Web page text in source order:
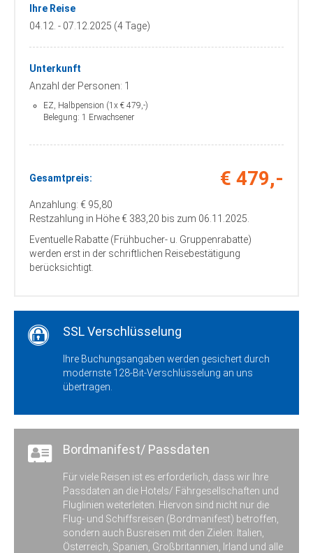
Cloppenburg, Autohof an der A 1 -
Dammer Berge, BAB Raststätte, Adresse:
49451 Holdorf, Wahlder Strasse 10
(Tankstelle)
Ahrend-Straße 8
Zustieg / Haltestelle
Dörpen, Kreuzung B70 Tankstelle,
Zustieg / Haltestelle
Elsfleth, Stadthalle, Adresse: 26931
Emden, Bahnhof, Adresse: 26721 Emden,
Bahnhofsplatz 11
Essen/Ol., Bahnhof, Adresse: 49632
Essen/Oldb., Bahnhofstrasse
Zustieg / Haltestelle
Großefehn, Busbahnhof, Adresse: 26629
Großefehn (Ostgroßefehn), Postweg
Zustieg / Haltestelle
Hagen, VAG Küfer, Börsten 38, 27628
Hagen (B6), Adresse: 27628 Hagen,
Börsten 38
Ihre Reise
04.12. - 07.12.2025 (4 Tage)
Unterkunft
Anzahl der Personen: 1
EZ, Halbpension (1x € 479,-)
Belegung: 1 Erwachsener
Gesamtpreis: € 479,-
Anzahlung: € 95,80
Restzahlung in Höhe € 383,20 bis zum 06.11.2025.
Eventuelle Rabatte (Frühbucher- u. Gruppenrabatte)
werden erst in der schriftlichen Reisebestätigung
berücksichtigt.
SSL Verschlüsselung
Ihre Buchungsangaben werden gesichert durch
modernste 128-Bit-Verschlüsselung an uns
übertragen.
Bordmanifest/ Passdaten
Für viele Reisen ist es erforderlich, dass wir Ihre
Passdaten an die Hotels/ Fährgesellschaften und
Fluglinien weiterleiten. Hiervon sind nicht nur die
Flug- und Schiffsreisen (Bordmanifest) betroffen,
sondern auch Busreisen mit den Zielen: Italien,
Österreich, Spanien, Großbritannien, Irland und alle